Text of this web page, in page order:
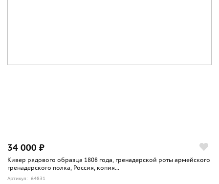
34 000 ₽
Кивер рядового образца 1808 года, гренадерской роты армейского
гренадерского полка, Россия, копия...
Артикул: 64831